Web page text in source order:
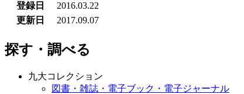
登録日
2016.03.22
更新日
2017.09.07
探す・調べる
九大コレクション
図書・雑誌・電子ブック・電子ジャーナル